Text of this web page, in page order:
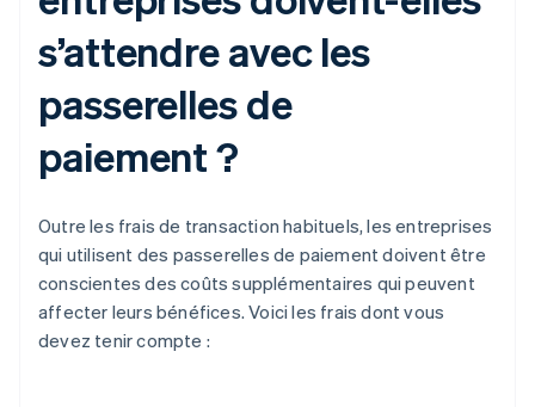
s’attendre avec les
passerelles de
paiement ?
Outre les frais de transaction habituels, les entreprises
qui utilisent des passerelles de paiement doivent être
conscientes des coûts supplémentaires qui peuvent
affecter leurs bénéfices. Voici les frais dont vous
devez tenir compte :